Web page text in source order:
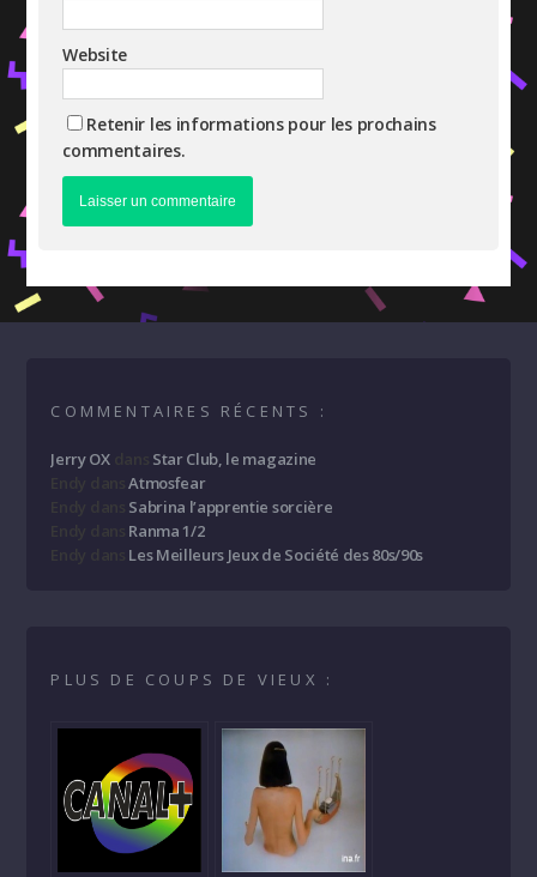
Website
Retenir les informations pour les prochains
commentaires.
COMMENTAIRES RÉCENTS :
Jerry OXdans Star Club, le magazine
dansAtmosfear
Sabrina l’apprentie sorcière
Ranma 1/2
Les Meilleurs Jeux de Société des 80s/90s
PLUS DE COUPS DE VIEUX :